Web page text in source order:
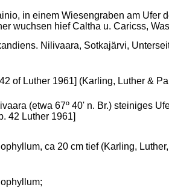
in einem Wiesengraben am Ufer
wuchsen hief Caltha u. Caricss,
Nilivaara, Sotkajärvi,
of Luther 1961] (Karling, Luther &
(etwa 67º 40' n. Br.) steiniges
42 Luther 1961]
ca 20 cm tief (Karling,